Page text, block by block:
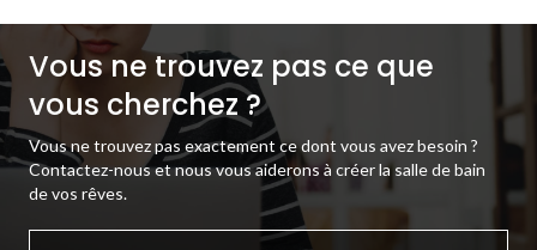
Vous ne trouvez pas ce que
vous cherchez ?
Vous ne trouvez pas exactement ce dont vous avez besoin ?
Contactez-nous et nous vous aiderons à créer la salle de bain
de vos rêves.